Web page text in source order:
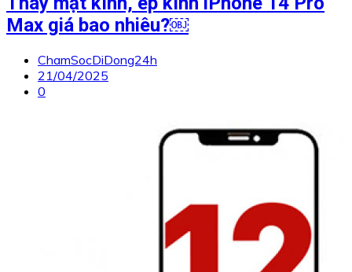
Max giá bao nhiêu?￼
ChamSocDiDong24h
21/04/2025
0